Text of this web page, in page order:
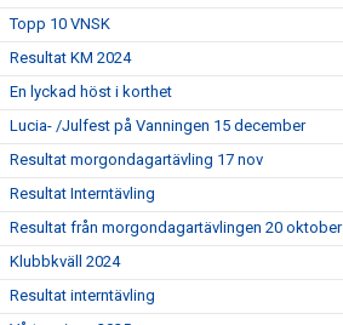
Topp 10 VNSK
Resultat KM 2024
En lyckad höst i korthet
Lucia- /Julfest på Vanningen 15 december
Resultat morgondagartävling 17 nov
Resultat Interntävling
Resultat från morgondagartävlingen 20 oktober
Klubbkväll 2024
Resultat interntävling